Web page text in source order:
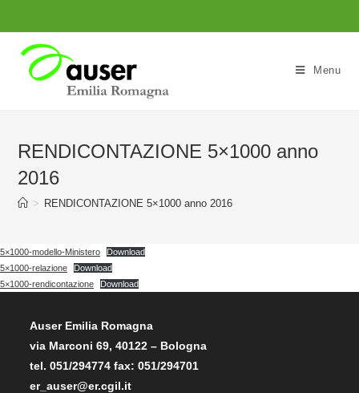
contenuto
Menu
RENDICONTAZIONE 5×1000 anno
2016
> RENDICONTAZIONE 5×1000 anno 2016
5×1000-modello-Ministero
Download
5×1000-relazione
Download
5×1000-rendicontazione
Download
Auser Emilia Romagna
via Marconi 69, 40122 – Bologna
tel. 051/294774 fax: 051/294701
er_auser@er.cgil.it